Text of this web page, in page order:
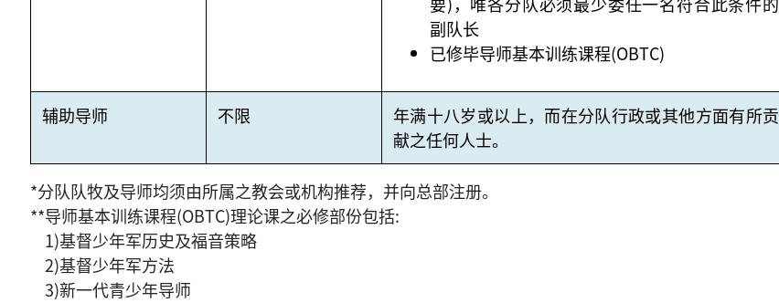
副队长
已修毕导师基本训练课程(OBTC)
辅助导师 不限
年满十八岁或以上，而在分队行政或其他方面有所贡
献之任何人士。
*分队队牧及导师均须由所属之教会或机构推荐，并向总部注册。
**导师基本训练课程(OBTC)理论课之必修部份包括:
1)基督少年军历史及福音策略
2)基督少年军方法
3)新一代青少年导师